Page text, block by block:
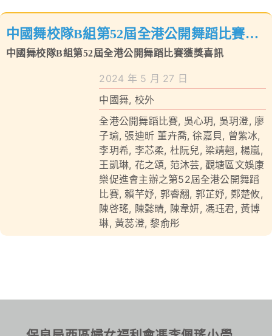
校風及學生支援
中國舞校隊B組第52屆全港公開舞蹈比賽獲
獎喜訊
中國舞校隊B組第52屆全港公開舞蹈比賽獲獎喜訊
2024 年 5 月 27 日
中國舞, 校外
全港公開舞蹈比賽, 吳心玥, 吳玥澄, 廖
子瑜, 張迪昕 董卉喬,徐嘉貝, 曾紫冰,
李玥希, 李芯柔, 杜阮兒, 梁靖翹,楊嵐,
王凱琳, 花之頌, 范沐芸, 觀塘區文娛康
樂促進會主辦之第52屆全港公開舞蹈
比賽,賴芊妤, 郭睿䎗, 郭芷妤, 鄭楚攸,
陳啓瑤, 陳懿晴, 陳韋妍, 馮珏君, 黃博
琳, 黃蕊澄,黎俞彤